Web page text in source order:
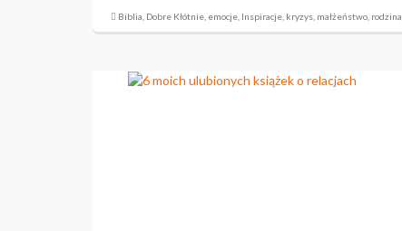
Biblia Dobre Kłótnie emocje Inspiracje kryzys małżeństwo rodzina